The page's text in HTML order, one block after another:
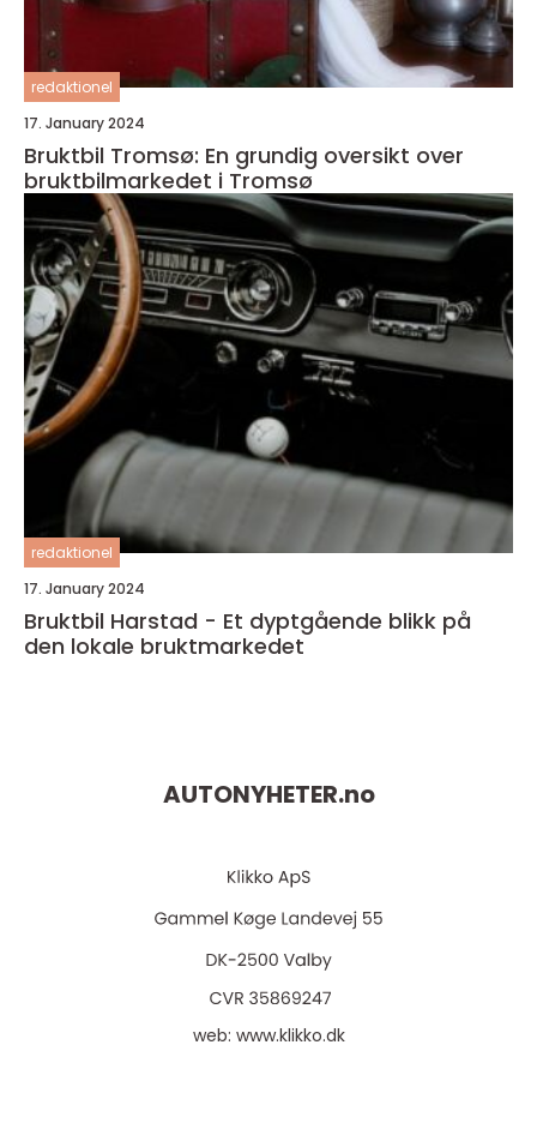
redaktionel
17. January 2024
Bruktbil Tromsø: En grundig oversikt over
bruktbilmarkedet i Tromsø
redaktionel
17. January 2024
Bruktbil Harstad - Et dyptgående blikk på
den lokale bruktmarkedet
AUTONYHETER.no
web: www.klikko.dk